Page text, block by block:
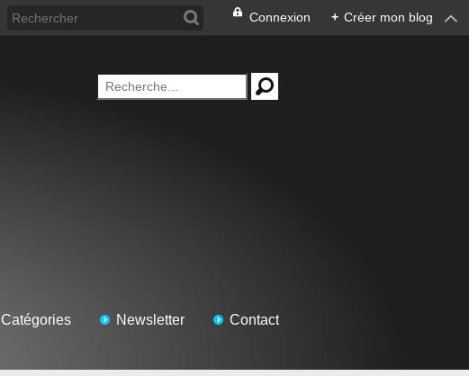
Connexion + Créer mon blog
Catégories Newsletter Contact